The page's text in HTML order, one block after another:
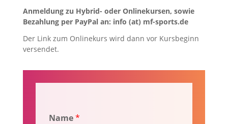
Anmeldung zu Hybrid- oder Onlinekursen, sowie
Bezahlung per PayPal an: info (at) mf-sports.de
Der Link zum Onlinekurs wird dann vor Kursbeginn
versendet.
Name*